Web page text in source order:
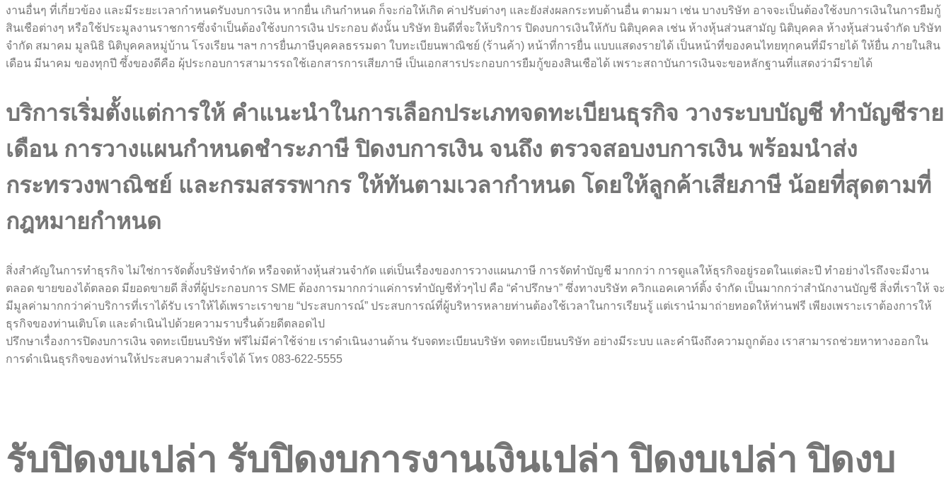
งานอื่นๆ ที่เกี่ยวข้อง และมีระยะเวลากำหนดรับงบการเงิน หากยื่น เกินกำหนด ก็จะก่อให้เกิด ค่าปรับต่างๆ และยังส่งผลกระทบด้านอื่น ตามมา เช่น บางบริษัท อาจจะเป็นต้องใช้งบการเงินในการยืมกู้
สินเชือต่างๆ หรือใช้ประมูลงานราชการซึ่งจำเป็นต้องใช้งบการเงิน ประกอบ ดังนั้น บริษัท ยินดีที่จะให้บริการ ปิดงบการเงินให้กับ นิติบุคคล เช่น ห้างหุ้นส่วนสามัญ นิติบุคคล ห้างหุ้นส่วนจำกัด บริษัท
จำกัด สมาคม มูลนิธิ นิติบุคคลหมู่บ้าน โรงเรียน ฯลฯ การยื่นภาษีบุคคลธรรมดา ใบทะเบียนพาณิชย์ (ร้านค้า) หน้าที่การยื่น แบบแสดงรายได้ เป็นหน้าที่ของคนไทยทุกคนที่มีรายได้ ให้ยื่น ภายในสิน
เดือน มีนาคม ของทุกปี ซึ้งของดีคือ ผุ้ประกอบการสามารรถใช้เอกสารการเสียภาษี เป็นเอกสารประกอบการยืมกู้ของสินเชือได้ เพราะสถาบันการเงินจะขอหลักฐานที่แสดงว่ามีรายได้
บริการเริ่มตั้งแต่การให้ คำแนะนำในการเลือกประเภทจดทะเบียนธุรกิจ วางระบบบัญชี ทำบัญชีราย
เดือน การวางแผนกำหนดชำระภาษี ปิดงบการเงิน จนถึง ตรวจสอบงบการเงิน พร้อมนำส่ง
กระทรวงพาณิชย์ และกรมสรรพากร ให้ทันตามเวลากำหนด โดยให้ลูกค้าเสียภาษี น้อยที่สุดตามที่
กฎหมายกำหนด
สิ่งสำคัญในการทำธุรกิจ ไม่ใช่การจัดตั้งบริษัทจำกัด หรือจดห้างหุ้นส่วนจำกัด แต่เป็นเรื่องของการวางแผนภาษี การจัดทำบัญชี มากกว่า การดูแลให้ธุรกิจอยู่รอดในแต่ละปี ทำอย่างไรถึงจะมีงาน
ตลอด ขายของได้ตลอด มียอดขายดี สิ่งที่ผู้ประกอบการ SME ต้องการมากกว่าแค่การทำบัญชีทั่วๆไป คือ “คำปรึกษา” ซึ่งทางบริษัท ควิกแอคเคาท์ติ้ง จำกัด เป็นมากกว่าสำนักงานบัญชี สิ่งที่เราให้ จะ
มีมูลค่ามากกว่าค่าบริการที่เราได้รับ เราให้ได้เพราะเราขาย “ประสบการณ์” ประสบการณ์ที่ผู้บริหารหลายท่านต้องใช้เวลาในการเรียนรู้ แต่เรานำมาถ่ายทอดให้ท่านฟรี เพียงเพราะเราต้องการให้
ธุรกิจของท่านเติบโต และดำเนินไปด้วยความราบรื่นด้วยดีตลอดไป
ปรึกษาเรื่องการปิดงบการเงิน จดทะเบียนบริษัท ฟรีไม่มีค่าใช้จ่าย เราดำเนินงานด้าน รับจดทะเบียนบริษัท จดทะเบียนบริษัท อย่างมีระบบ และคำนึงถึงความถูกต้อง เราสามารถช่วยหาทางออกใน
การดำเนินธุรกิจของท่านให้ประสบความสำเร็จได้ โทร 083-622-5555
รับปิดงบเปล่า รับปิดงบการงานเงินเปล่า ปิดงบเปล่า ปิดงบ